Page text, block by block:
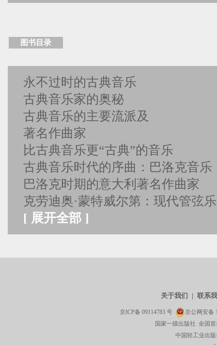
图书目录
永不过时的古典音乐
古典音乐家的奥秘
古典音乐的主要流派及
著名作曲家
比古典音乐更“古典”的音乐
古典音乐时代的序曲：巴洛克音乐
巴洛克时期的意大利著名作曲家
克劳迪奥·蒙特威尔第：现代管
[ 展开全部 ]
关于我们 联系
京ICP备 09114783 号 京公网安备
国家一级出版社 全国
中国轻工业出版